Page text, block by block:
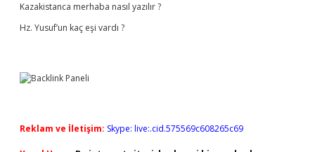
Kazakistanca merhaba nasıl yazılır ?
Hz. Yusuf’un kaç eşi vardı ?
Reklam ve İletişim: Skype: live:.cid.575569c608265c69